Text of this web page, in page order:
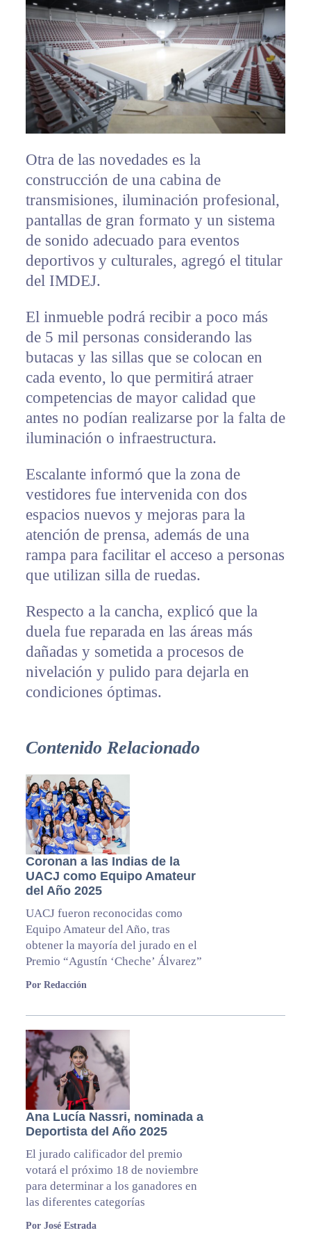
Otra de las novedades es la
construcción de una cabina de
transmisiones, iluminación profesional,
pantallas de gran formato y un sistema
de sonido adecuado para eventos
deportivos y culturales, agregó el titular
del IMDEJ.
El inmueble podrá recibir a poco más
de 5 mil personas considerando las
butacas y las sillas que se colocan en
cada evento, lo que permitirá atraer
competencias de mayor calidad que
antes no podían realizarse por la falta de
iluminación o infraestructura.
Escalante informó que la zona de
vestidores fue intervenida con dos
espacios nuevos y mejoras para la
atención de prensa, además de una
rampa para facilitar el acceso a personas
que utilizan silla de ruedas.
Respecto a la cancha, explicó que la
duela fue reparada en las áreas más
dañadas y sometida a procesos de
nivelación y pulido para dejarla en
condiciones óptimas.
Contenido Relacionado
Coronan a las Indias de la
UACJ como Equipo Amateur
del Año 2025
UACJ fueron reconocidas como
Equipo Amateur del Año, tras
obtener la mayoría del jurado en el
Premio “Agustín ‘Cheche’ Álvarez”
Por Redacción
Ana Lucía Nassri, nominada a
Deportista del Año 2025
El jurado calificador del premio
votará el próximo 18 de noviembre
para determinar a los ganadores en
las diferentes categorías
Por José Estrada